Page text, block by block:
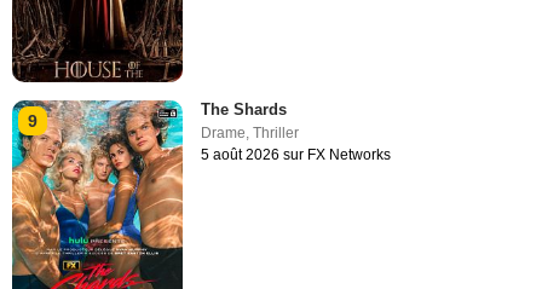
9
The Shards
Drame,Thriller
5 août 2026 sur FX Networks